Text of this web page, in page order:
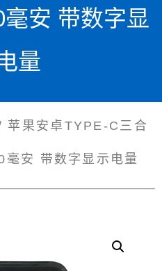
安 带数字显
量
苹果安卓TYPE-C三合
安 带数字显示电量